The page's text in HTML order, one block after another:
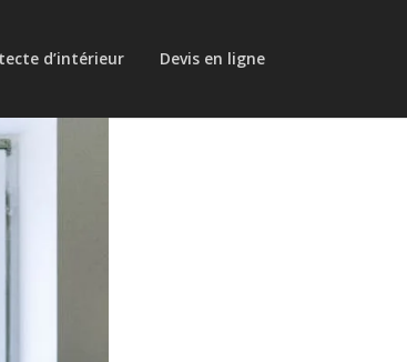
d’intérieur Devis en ligne